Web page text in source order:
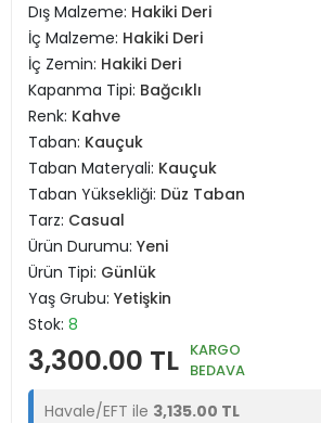
Dış Malzeme: Hakiki Deri
İç Malzeme: Hakiki Deri
İç Zemin: Hakiki Deri
Kapanma Tipi: Bağcıklı
Renk: Kahve
Taban: Kauçuk
Taban Materyali: Kauçuk
Taban Yüksekliği: Düz Taban
Tarz: Casual
Ürün Durumu: Yeni
Ürün Tipi: Günlük
Yaş Grubu: Yetişkin
Stok: 8
3,300.00 TL KARGO
BEDAVA
Havale/EFT ile 3,135.00 TL